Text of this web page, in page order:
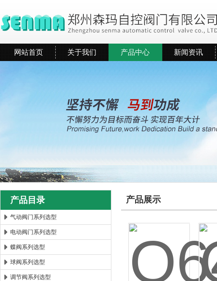
郑州森玛自控阀门有限公司
网站首页 关于我们 产品中心 新闻资讯
产品目录
气动阀门系列选型
电动阀门系列选型
蝶阀系列选型
球阀系列选型
调节阀系列选型
产品展示